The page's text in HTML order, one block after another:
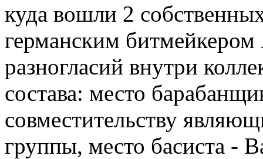
куда вошли 2
германским
разногласий внутри
состава: место
совместительству
группы, место басиста -